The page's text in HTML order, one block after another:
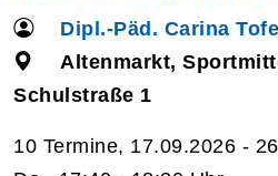
Dipl.-Päd. Carina
Altenmarkt,
Schulstraße 1
10 Termine, 17.09.2026 -